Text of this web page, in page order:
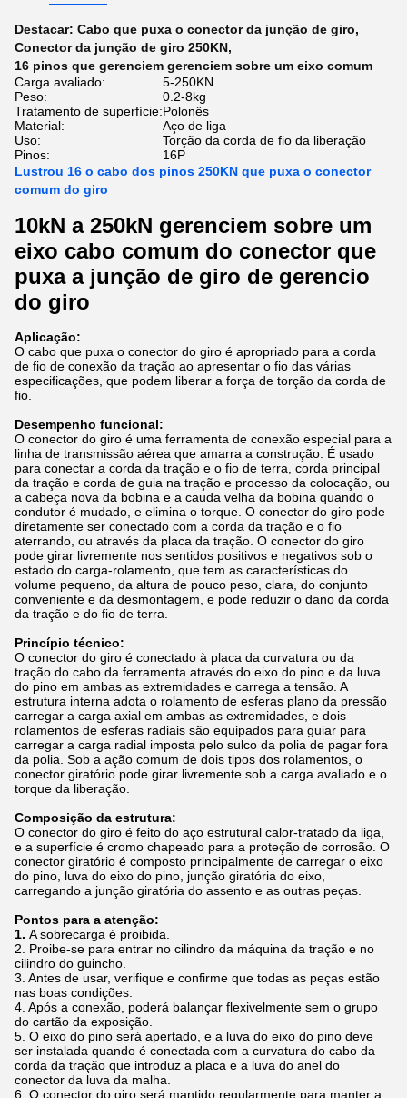
Destacar: Cabo que puxa o conector da junção de giro,
Conector da junção de giro 250KN,
16 pinos que gerenciem gerenciem sobre um eixo comum
Carga avaliado:
5-250KN
Peso:
0.2-8kg
Tratamento de superfície:Polonês
Material:
Aço de liga
Uso:
Torção da corda de fio da liberação
Pinos:
16P
Lustrou 16 o cabo dos pinos 250KN que puxa o conector
comum do giro
10kN a 250kN gerenciem sobre um
eixo cabo comum do conector que
puxa a junção de giro de gerencio
do giro
Aplicação:
O cabo que puxa o conector do giro é apropriado para a corda
de fio de conexão da tração ao apresentar o fio das várias
especificações, que podem liberar a força de torção da corda de
fio.
Desempenho funcional:
O conector do giro é uma ferramenta de conexão especial para a
linha de transmissão aérea que amarra a construção. É usado
para conectar a corda da tração e o fio de terra, corda principal
da tração e corda de guia na tração e processo da colocação, ou
a cabeça nova da bobina e a cauda velha da bobina quando o
condutor é mudado, e elimina o torque. O conector do giro pode
diretamente ser conectado com a corda da tração e o fio
aterrando, ou através da placa da tração. O conector do giro
pode girar livremente nos sentidos positivos e negativos sob o
estado do carga-rolamento, que tem as características do
volume pequeno, da altura de pouco peso, clara, do conjunto
conveniente e da desmontagem, e pode reduzir o dano da corda
da tração e do fio de terra.
Princípio técnico:
O conector do giro é conectado à placa da curvatura ou da
tração do cabo da ferramenta através do eixo do pino e da luva
do pino em ambas as extremidades e carrega a tensão. A
estrutura interna adota o rolamento de esferas plano da pressão
carregar a carga axial em ambas as extremidades, e dois
rolamentos de esferas radiais são equipados para guiar para
carregar a carga radial imposta pelo sulco da polia de pagar fora
da polia. Sob a ação comum de dois tipos dos rolamentos, o
conector giratório pode girar livremente sob a carga avaliado e o
torque da liberação.
Composição da estrutura:
O conector do giro é feito do aço estrutural calor-tratado da liga,
e a superfície é cromo chapeado para a proteção de corrosão. O
conector giratório é composto principalmente de carregar o eixo
do pino, luva do eixo do pino, junção giratória do eixo,
carregando a junção giratória do assento e as outras peças.
Pontos para a atenção:
1. A sobrecarga é proibida.
2. Proibe-se para entrar no cilindro da máquina da tração e no
cilindro do guincho.
3. Antes de usar, verifique e confirme que todas as peças estão
nas boas condições.
4. Após a conexão, poderá balançar flexivelmente sem o grupo
do cartão da exposição.
5. O eixo do pino será apertado, e a luva do eixo do pino deve
ser instalada quando é conectada com a curvatura do cabo da
corda da tração que introduz a placa e a luva do anel do
conector da luva da malha.
6. O conector do giro será mantido regularmente para manter a